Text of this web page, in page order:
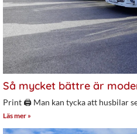
Så mycket bättre är
Print 🖨 Man kan tycka att husbilar
Läs mer »